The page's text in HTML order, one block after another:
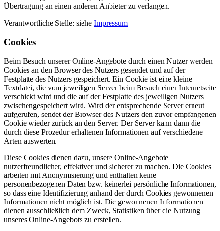
Übertragung an einen anderen Anbieter zu verlangen.
Verantwortliche Stelle: siehe Impressum
Cookies
Beim Besuch unserer Online-Angebote durch einen Nutzer werden
Cookies an den Browser des Nutzers gesendet und auf der
Festplatte des Nutzers gespeichert. Ein Cookie ist eine kleine
Textdatei, die vom jeweiligen Server beim Besuch einer Internetseite
verschickt wird und die auf der Festplatte des jeweiligen Nutzers
zwischengespeichert wird. Wird der entsprechende Server erneut
aufgerufen, sendet der Browser des Nutzers den zuvor empfangenen
Cookie wieder zurück an den Server. Der Server kann dann die
durch diese Prozedur erhaltenen Informationen auf verschiedene
Arten auswerten.
Diese Cookies dienen dazu, unsere Online-Angebote
nutzerfreundlicher, effektiver und sicherer zu machen. Die Cookies
arbeiten mit Anonymisierung und enthalten keine
personenbezogenen Daten bzw. keinerlei persönliche Informationen,
so dass eine Identifizierung anhand der durch Cookies gewonnenen
Informationen nicht möglich ist. Die gewonnenen Informationen
dienen ausschließlich dem Zweck, Statistiken über die Nutzung
unseres Online-Angebots zu erstellen.